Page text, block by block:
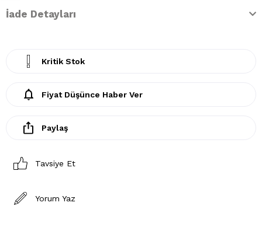
İade Detayları
Kritik Stok
Fiyat Düşünce Haber Ver
Paylaş
Tavsiye Et
Yorum Yaz